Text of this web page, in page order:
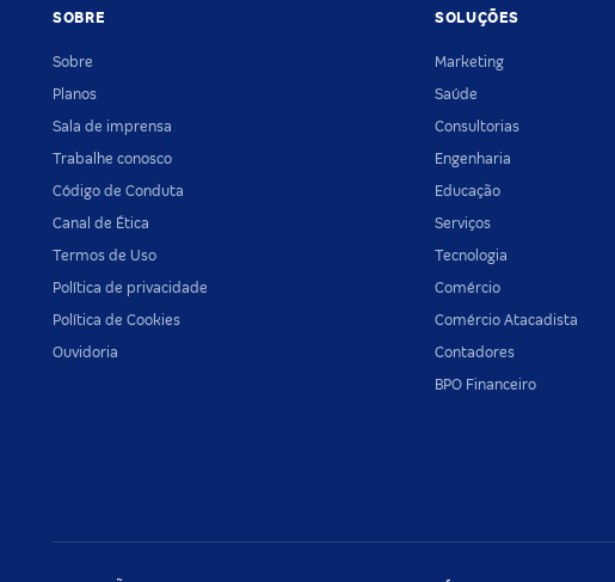
SOBRE
Sobre
Planos
Sala de imprensa
Trabalhe conosco
Código de Conduta
Canal de Ética
Termos de Uso
Política de privacidade
Política de Cookies
Ouvidoria
SOLUÇÕES
Marketing
Saúde
Consultorias
Engenharia
Educação
Serviços
Tecnologia
Comércio
Comércio Atacadista
Contadores
BPO Financeiro